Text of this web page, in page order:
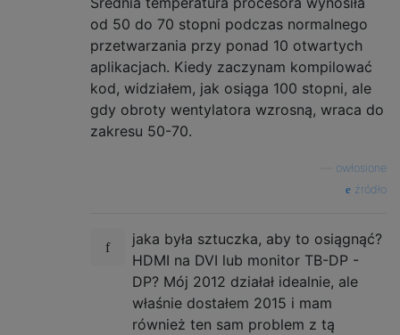
od 50 do 70 stopni podczas normalnego
przetwarzania przy ponad 10 otwartych
aplikacjach. Kiedy zaczynam kompilować
kod, widziałem, jak osiąga 100 stopni, ale
gdy obroty wentylatora wzrosną, wraca do
zakresu 50-70.
owłosione
źródło
jaka była sztuczka, aby to osiągnąć?
HDMI na DVI lub monitor TB-DP -
DP? Mój 2012 działał idealnie, ale
właśnie dostałem 2015 i mam
również ten sam problem z tą